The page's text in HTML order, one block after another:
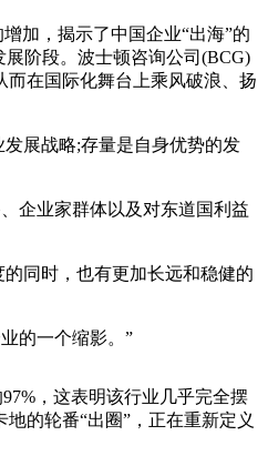
加，揭示了中国企业“出海”的
阶段。波士顿咨询公司(BCG)
而在国际化舞台上乘风破浪、扬
展战略;存量是自身优势的发
企业家群体以及对东道国利益
同时，也有更加长远和稳健的
的一个缩影。”
，这表明该行业几乎完全摆
的轮番“出圈”，正在重新定义